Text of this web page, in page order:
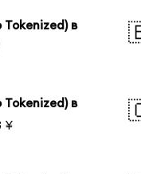
Tokenized) в
Tokenized) в
¥